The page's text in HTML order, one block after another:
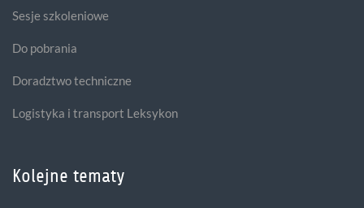
Sesje szkoleniowe
Do pobrania
Doradztwo techniczne
Logistyka i transport Leksykon
Kolejne tematy